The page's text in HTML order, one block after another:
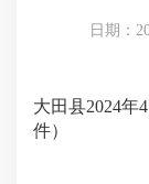
日期：
大田县2024年
件）